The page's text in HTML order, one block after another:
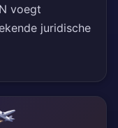
voegt
juridische